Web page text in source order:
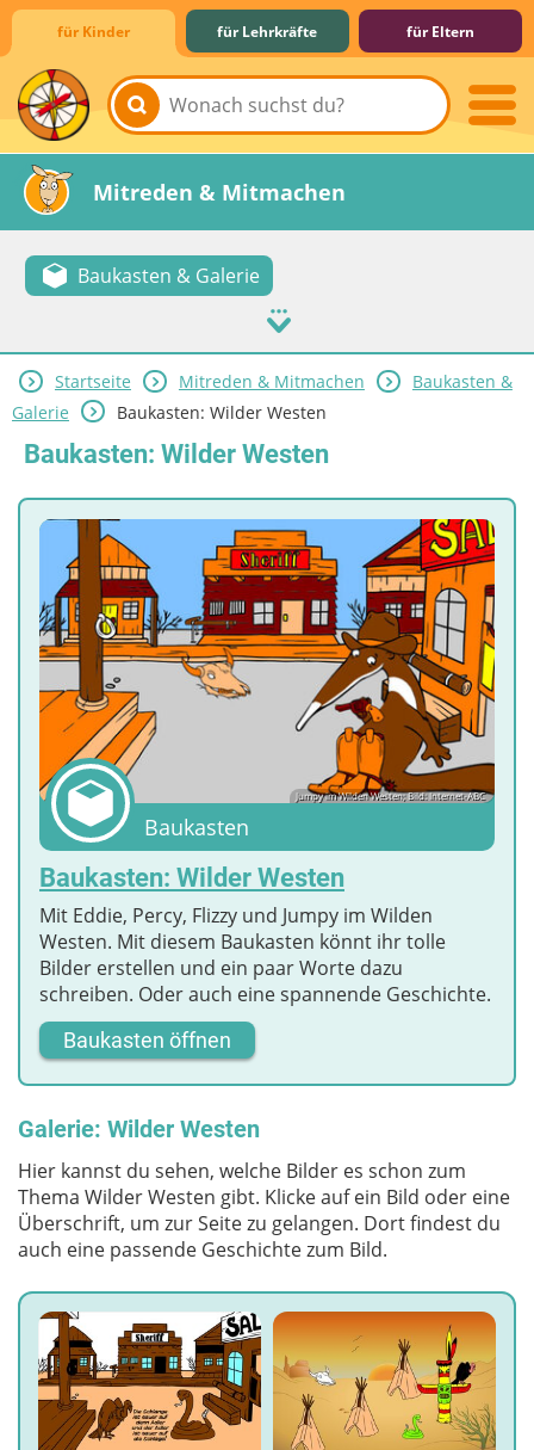
für Kinder für Lehrkräfte für Eltern
Lernen & Schule
Hobby & Freizeit
Spiel & Spaß
Mitreden & Mitmachen
Baukasten & Galerie
Startseite Mitreden & Mitmachen
Baukasten &
Galerie
Baukasten: Wilder Westen
Baukasten: Wilder Westen
Jumpy im Wilden Westen; Bild: Internet-ABC
Baukasten
Baukasten: Wilder Westen
Mit Eddie, Percy, Flizzy und Jumpy im Wilden
Westen. Mit diesem Baukasten könnt ihr tolle
Bilder erstellen und ein paar Worte dazu
schreiben. Oder auch eine spannende Geschichte.
Baukasten öffnen
Galerie: Wilder Westen
Hier kannst du sehen, welche Bilder es schon zum
Thema Wilder Westen gibt. Klicke auf ein Bild oder eine
Überschrift, um zur Seite zu gelangen. Dort findest du
auch eine passende Geschichte zum Bild.